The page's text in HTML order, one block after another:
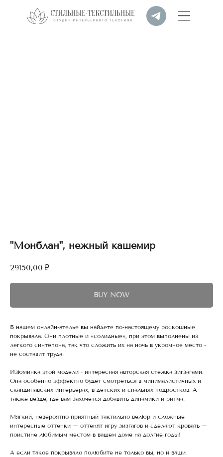
"Монблан", нежный кашемир
29150,00 ₽
BUY NOW
В нашем онлайн-ателье вы найдете по-настоящему роскошные
покрывала. Они плотные и «солидные», при этом выполнены из
легкого синтепона, так что сложить их на ночь в укромное место -
не составит труда.
Изюминка этой модели - интересная авторская стежка зигзагами.
Она особенно эффектно будет смотреться в минималистичных и
скандинавских интерьерах, в детских и спальнях подростков. А
также везде, где вам захочется добавить динамики и ритма.
Мягкий, невероятно приятный тактильно велюр и сложные
интересные оттенки – оттенят игру зизгагов и сделают кровать –
поистине любимым местом в вашем доме на долгие годы!
А если такое покрывало полюбите не только вы, но и ваши